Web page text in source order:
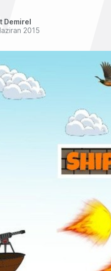
Demirel
2015